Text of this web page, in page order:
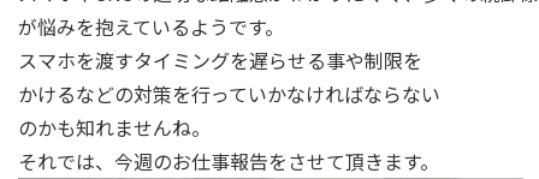
が悩みを抱えているようです。
スマホを渡すタイミングを遅らせる事や制限を
かけるなどの対策を行っていかなければならない
のかも知れませんね。
それでは、今週のお仕事報告をさせて頂きます。